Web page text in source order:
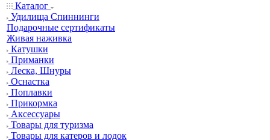
Каталог
Удилища Спиннинги
Подарочные сертификаты
Живая наживка
Катушки
Приманки
Леска, Шнуры
Оснастка
Поплавки
Прикормка
Аксессуары
Товары для туризма
Товары для катеров и лодок